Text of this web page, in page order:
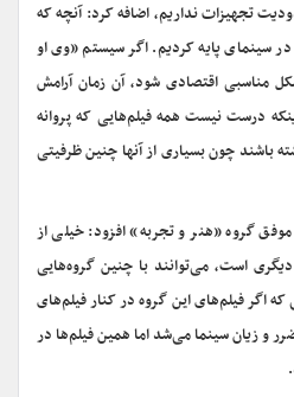
تجهیزات نداریم، اضافه کرد: آنچه که
در سینمای پایه کردیم. اگر سیستم «وی او
مناسبی اقتصادی شود، آن زمان آرامش
درست نیست همه فیلم‌هایی که پروانه
باشند چون بسیاری از آنها چنین ظرفیتی
گروه «هنر و تجربه» افزود: خیلی از
است، می‌توانند با چنین گروه‌هایی
اگر فیلم‌های این گروه در کنار فیلم‌های
و زیان سینما می‌شد اما همین فیلم‌ها در